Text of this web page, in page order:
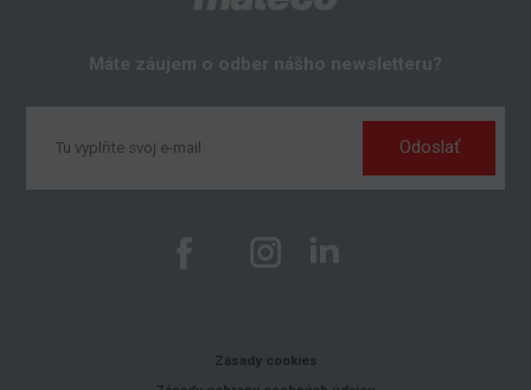
Máte záujem o odber nášho newsletteru?
Odoslať
Zásady cookies